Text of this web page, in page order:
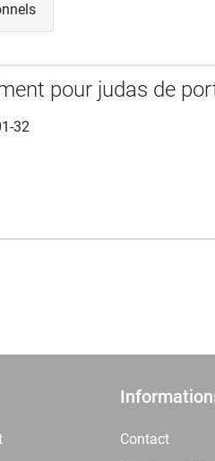
pour judas de
32
Contact